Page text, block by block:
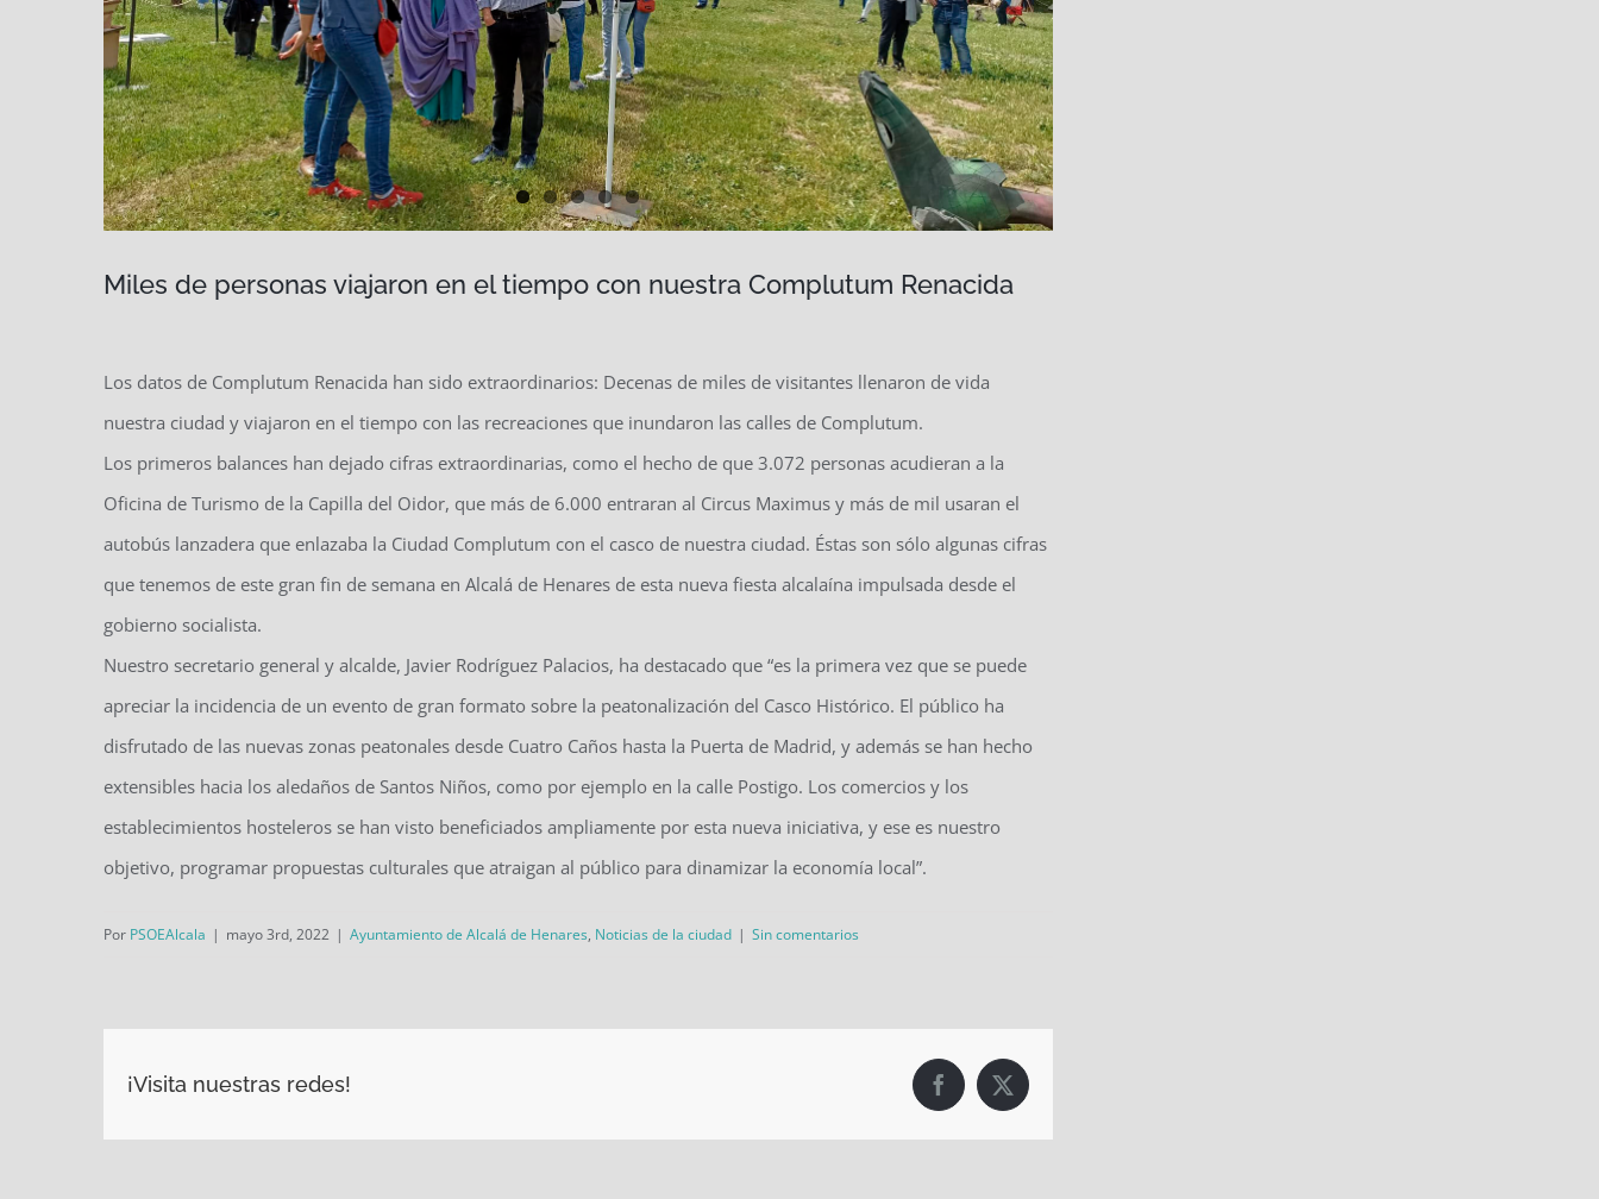
Miles de personas viajaron en el tiempo con nuestra Complutum Renacida
Los datos de Complutum Renacida han sido extraordinarios: Decenas de miles de visitantes llenaron de vida
nuestra ciudad y viajaron en el tiempo con las recreaciones que inundaron las calles de Complutum.
Los primeros balances han dejado cifras extraordinarias, como el hecho de que 3.072 personas acudieran a la
Oficina de Turismo de la Capilla del Oidor, que más de 6.000 entraran al Circus Maximus y más de mil usaran el
autobús lanzadera que enlazaba la Ciudad Complutum con el casco de nuestra ciudad. Éstas son sólo algunas cifras
que tenemos de este gran fin de semana en Alcalá de Henares de esta nueva fiesta alcalaína impulsada desde el
gobierno socialista.
Nuestro secretario general y alcalde, Javier Rodríguez Palacios, ha destacado que “es la primera vez que se puede
apreciar la incidencia de un evento de gran formato sobre la peatonalización del Casco Histórico. El público ha
disfrutado de las nuevas zonas peatonales desde Cuatro Caños hasta la Puerta de Madrid, y además se han hecho
extensibles hacia los aledaños de Santos Niños, como por ejemplo en la calle Postigo. Los comercios y los
establecimientos hosteleros se han visto beneficiados ampliamente por esta nueva iniciativa, y ese es nuestro
objetivo, programar propuestas culturales que atraigan al público para dinamizar la economía local”.
Por PSOEAlcala | mayo 3rd, 2022 | Ayuntamiento de Alcalá de Henares, Noticias de la ciudad | Sin comentarios
¡Visita nuestras redes! Facebook
X